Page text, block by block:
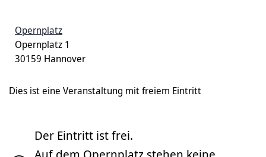
Opernplatz
Opernplatz 1
30159 Hannover
Dies ist eine Veranstaltung mit freiem Eintritt
Der Eintritt ist frei.